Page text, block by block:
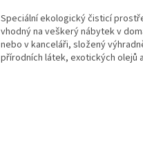
Speciální ekologický čisticí
vhodný na veškerý nábytek v
nebo v kanceláři, složený
přírodních látek, exotických olejů a